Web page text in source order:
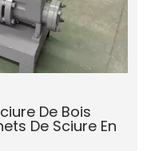
De Bois
De Sciure En